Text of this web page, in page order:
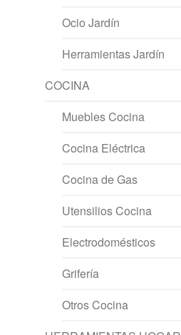
Ocio Jardín
Herramientas Jardín
COCINA
Muebles Cocina
Cocina Eléctrica
Cocina de Gas
Utensilios Cocina
Electrodomésticos
Grifería
Otros Cocina